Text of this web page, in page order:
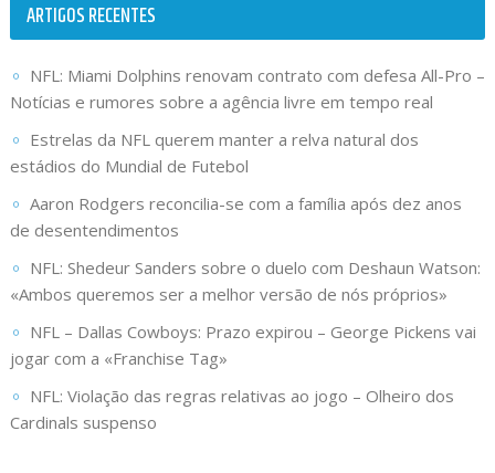
ARTIGOS RECENTES
NFL: Miami Dolphins renovam contrato com defesa All-Pro –
Notícias e rumores sobre a agência livre em tempo real
Estrelas da NFL querem manter a relva natural dos
estádios do Mundial de Futebol
Aaron Rodgers reconcilia-se com a família após dez anos
de desentendimentos
NFL: Shedeur Sanders sobre o duelo com Deshaun Watson:
«Ambos queremos ser a melhor versão de nós próprios»
NFL – Dallas Cowboys: Prazo expirou – George Pickens vai
jogar com a «Franchise Tag»
NFL: Violação das regras relativas ao jogo – Olheiro dos
Cardinals suspenso